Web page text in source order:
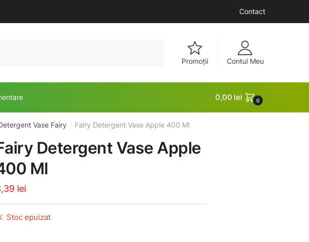
Contact
Promoții Contul Meu
0,00 lei 0
Vase Fairy / Fairy Detergent Vase Apple 400 Ml
Detergent Vase Apple
Ml
lei
Stoc epuizat